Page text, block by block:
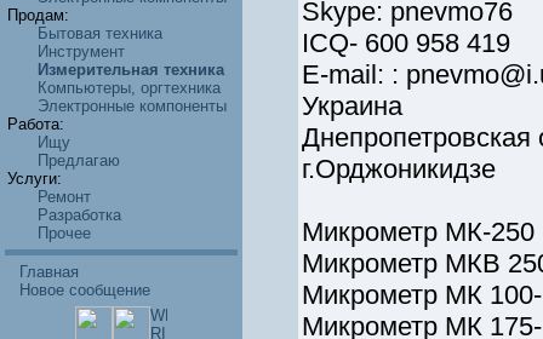
Продам:
Бытовая техника
Инструмент
Измерительная техника
Компьютеры, оргтехника
Электронные компоненты
Работа:
Ищу
Предлагаю
Услуги:
Ремонт
Разработка
Прочее
Главная
Новое сообщение
Skype: pnevmo76
ICQ- 600 958 419
E-mail: :
Украина
Днепропетровская
г.Орджоникидзе
Микрометр МК-250
Микрометр МКВ
Микрометр МК
Микрометр МК